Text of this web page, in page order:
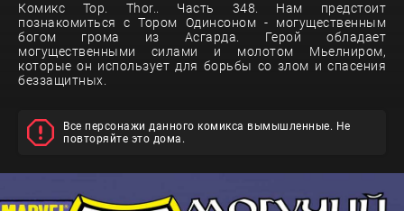
Комикс Тор. Thor.. Часть 348. Нам предстоит
познакомиться с Тором Одинсоном - могущественным
богом грома из Асгарда. Герой обладает
могущественными силами и молотом Мьелниром,
которые он использует для борьбы со злом и спасения
беззащитных.
Все персонажи данного комикса вымышленные. Не
повторяйте это дома.